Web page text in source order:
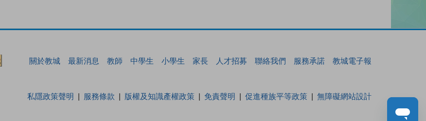
關於教城 最新消息 教師 中學生 小學生 家長 人才招募 聯絡我們 服務承諾 教城電子報
私隱政策聲明 服務條款 版權及知識產權政策 免責聲明 促進種族平等政策 無障礙網站設計